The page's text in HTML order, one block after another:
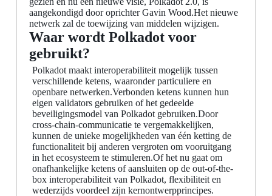
aangekondigd door oprichter Gavin Wood.Het nieuwe
netwerk zal de toewijzing van middelen wijzigen.
Waar wordt Polkadot voor
gebruikt?
Polkadot maakt interoperabiliteit mogelijk tussen
verschillende ketens, waaronder particuliere en
openbare netwerken.Verbonden ketens kunnen hun
eigen validators gebruiken of het gedeelde
beveiligingsmodel van Polkadot gebruiken.Door
cross-chain-communicatie te vergemakkelijken,
kunnen de unieke mogelijkheden van één ketting de
functionaliteit bij anderen vergroten om vooruitgang
in het ecosysteem te stimuleren.Of het nu gaat om
onafhankelijke ketens of aansluiten op de out-of-the-
box interoperabiliteit van Polkadot, flexibiliteit en
wederzijds voordeel zijn kernontwerpprincipes.